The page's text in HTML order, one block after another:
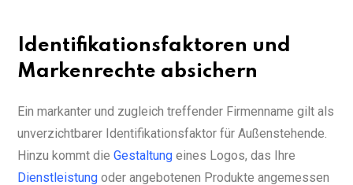
Identifikationsfaktoren und
Markenrechte absichern
Ein markanter und zugleich treffender Firmenname gilt als
unverzichtbarer Identifikationsfaktor für Außenstehende.
Hinzu kommt die Gestaltung eines Logos, das Ihre
Dienstleistung oder angebotenen Produkte angemessen